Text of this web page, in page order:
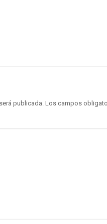
publicada. Los campos